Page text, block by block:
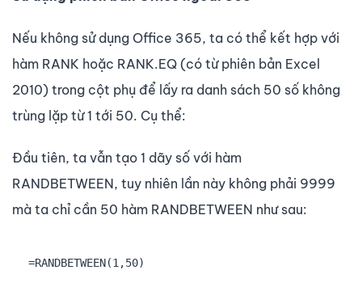
Nếu không sử dụng Office 365, ta có thể kết hợp với
hàm RANK hoặc RANK.EQ (có từ phiên bản Excel
2010) trong cột phụ để lấy ra danh sách 50 số không
trùng lặp từ 1 tới 50. Cụ thể:
Đầu tiên, ta vẫn tạo 1 dãy số với hàm
RANDBETWEEN, tuy nhiên lần này không phải 9999
mà ta chỉ cần 50 hàm RANDBETWEEN như sau:
=RANDBETWEEN(1,50)